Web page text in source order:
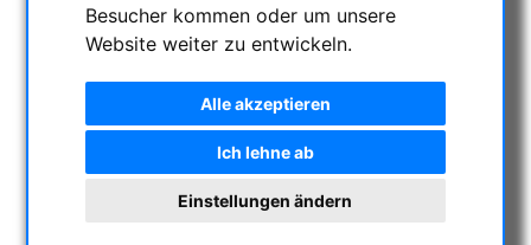
Besucher kommen oder um unsere
Website weiter zu entwickeln.
Alle akzeptieren
Ich lehne ab
Einstellungen ändern
AKTUELLE ANGEBOTE
ASTROPROFESSIONAL TELESCOPES
SECONDHAND & LAGERBESTAND